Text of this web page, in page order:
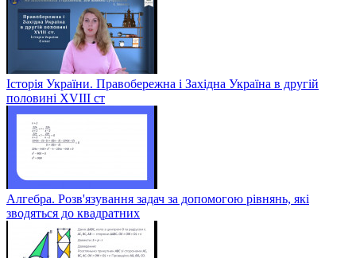
Історія України. Правобережна і Західна Україна в другій
половині XVIII ст
Алгебра. Розв'язування задач за допомогою рівнянь, які
зводяться до квадратних